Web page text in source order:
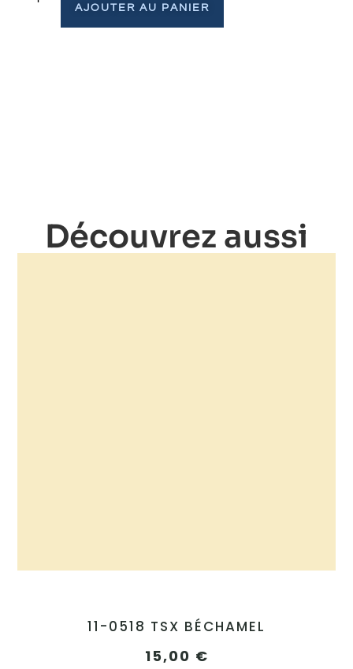
AJOUTER AU PANIER
Découvrez aussi
11-0518 TSX BÉCHAMEL
15,00 €